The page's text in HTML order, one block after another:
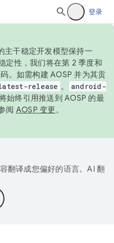
登录
主干稳定开发模型保持一
定性，我们将在第 2 季度和
。如需构建 AOSP 并为其贡
release 。
android-
始终引用推送到 AOSP 的最
阅 AOSP 变更。
翻译成您偏好的语言。AI 翻